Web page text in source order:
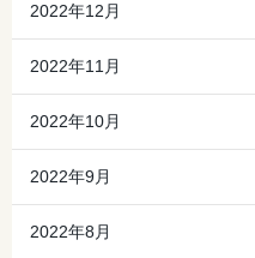
2022年12月
2022年11月
2022年10月
2022年9月
2022年8月